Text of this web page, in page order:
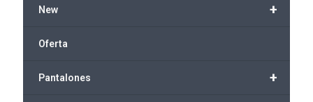
+
New
Oferta
+
Pantalones